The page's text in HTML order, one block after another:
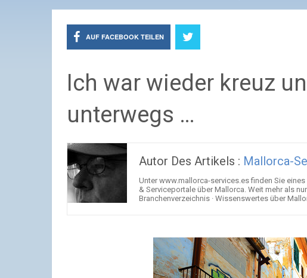
AUF FACEBOOK TEILEN
Ich war wieder kreuz
unterwegs …
Autor Des Artikels : Mallorca-
Unter www.mallorca-services.es finden Sie
& Serviceportale über Mallorca. Weit mehr als
Branchenverzeichnis · Wissenswertes über